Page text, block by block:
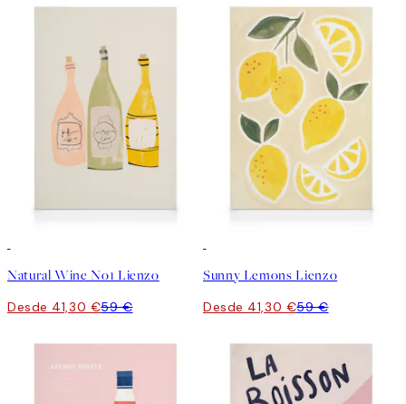
Natural Wine No1 Lienzo
Desde 41,30 €59 €
Sunny Lemons Lienzo
Desde 41,30 €59 €